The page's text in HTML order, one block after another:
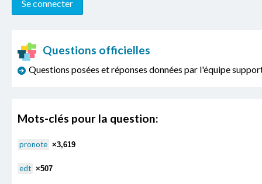
Questions officielles
Questions posées et réponses données par l'équipe
Mots-clés pour la question:
pronote ×3,619
edt ×507